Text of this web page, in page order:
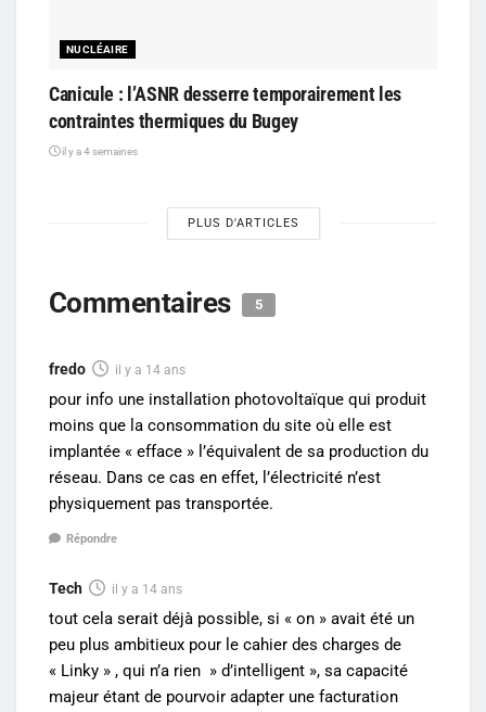
NUCLÉAIRE
Canicule : l’ASNR desserre temporairement les
contraintes thermiques du Bugey
il y a 4 semaines
PLUS D'ARTICLES
Commentaires 5
fredo il y a 14 ans
pour info une installation photovoltaïque qui produit
moins que la consommation du site où elle est
implantée « efface » l’équivalent de sa production du
réseau. Dans ce cas en effet, l’électricité n’est
physiquement pas transportée.
Répondre
Tech il y a 14 ans
tout cela serait déjà possible, si « on » avait été un
peu plus ambitieux pour le cahier des charges de
« Linky » , qui n’a rien » d’intelligent », sa capacité
majeur étant de pourvoir adapter une facturation